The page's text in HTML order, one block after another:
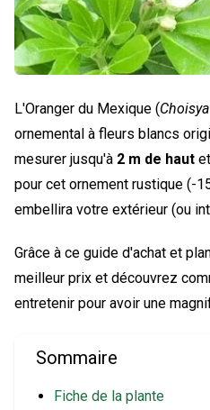
L'Oranger du Mexique (
ornemental à fleurs blancs
mesurer jusqu'à 2 m de haut
pour cet ornement rustique (-
embellira votre extérieur (ou
Grâce à ce guide d'achat et
meilleur prix et découvrez
entretenir pour avoir une
Sommaire
Fiche de la plante